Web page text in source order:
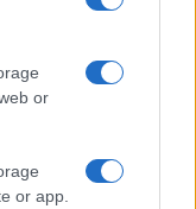
or
or app.
neves dalához
látható a